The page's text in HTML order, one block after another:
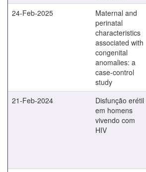
24-Feb-2025
Maternal and
perinatal
characteristics
associated with
congenital
anomalies: a
case-control
study
21-Feb-2024
Disfunção erétil
em homens
vivendo com
HIV